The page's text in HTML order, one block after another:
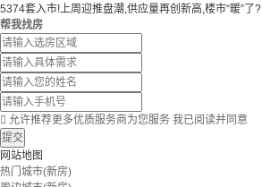
5374套入市!上周迎推盘潮,供应量再创新高,楼市“暖”了?
帮我找房
 允许推荐更多优质服务商为您服务 我已阅读并同意
提交
网站地图
热门城市(新房)